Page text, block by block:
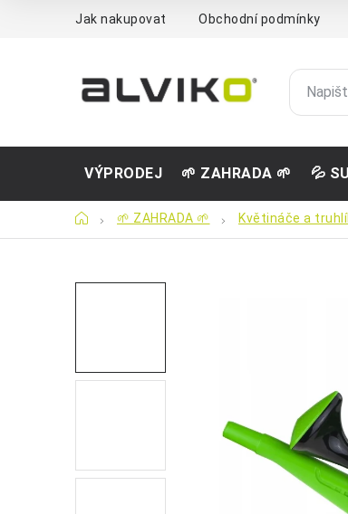
Jak nakupovat Obchodní podmínky
VÝPRODEJ 🌱 ZAHRADA 🌱 💦
Domů🌱 ZAHRADA 🌱 Květináče a